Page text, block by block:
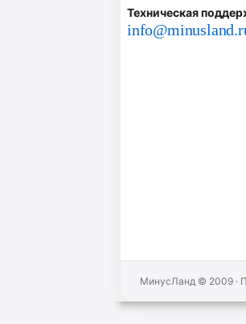
Техническая
МинусЛанд © 2009 ·